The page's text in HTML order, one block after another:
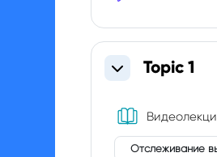
СвернутьTopic 1
Отслеживание